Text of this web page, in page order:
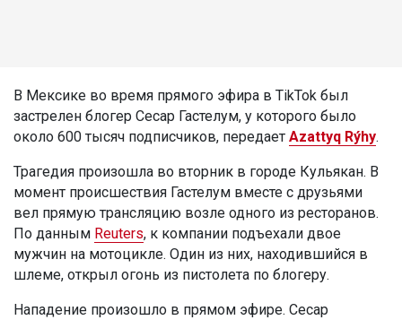
В Мексике во время прямого эфира в TikTok был
застрелен блогер Сесар Гастелум, у которого было
около 600 тысяч подписчиков, передает Azattyq Rýhy.
Трагедия произошла во вторник в городе Кульякан. В
момент происшествия Гастелум вместе с друзьями
вел прямую трансляцию возле одного из ресторанов.
По данным Reuters, к компании подъехали двое
мужчин на мотоцикле. Один из них, находившийся в
шлеме, открыл огонь из пистолета по блогеру.
Нападение произошло в прямом эфире. Сесар